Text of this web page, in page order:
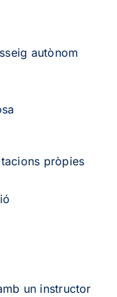
autònom
pròpies
un instructor